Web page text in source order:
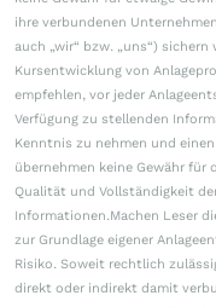
ihre verbundenen
auch „wir“ bzw. „uns“)
Kursentwicklung von
empfehlen, vor jeder
Verfügung zu stellenden
Kenntnis zu nehmen und
übernehmen keine Gewähr
Qualität und Vollständigkeit
Informationen.Machen Leser
zur Grundlage eigener
Risiko. Soweit rechtlich
direkt oder indirekt damit